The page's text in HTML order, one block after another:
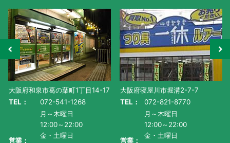
大阪府和泉市葛の葉町1丁目14-17
TEL：
072-541-1268
営業：
月～木曜日
12:00～22:00
金・土曜日
大阪府寝屋川市堀溝2-7-7
TEL：
072-821-8770
営業：
月～木曜日
12:00～22:00
金・土曜日